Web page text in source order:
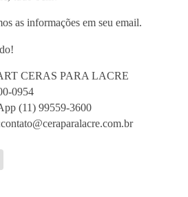
as informações em seu email.
CERAS PARA LACRE
0954
(11) 99559-3600